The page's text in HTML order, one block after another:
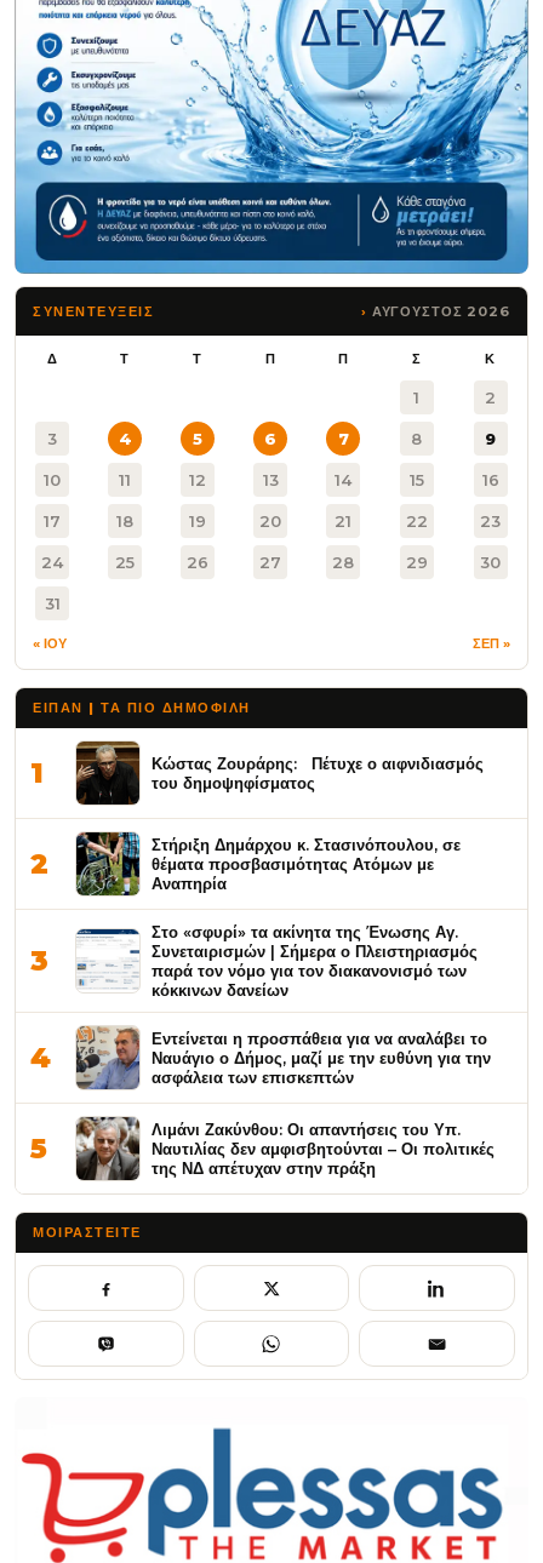
ΣΥΝΕΝΤΕΥΞΕΙΣ ΑΥΓΟΥΣΤΟΣ 2026
Δ Τ Τ Π Π Σ Κ
1 2
3 4 5 6 7 8 9
10 11 12 13 14 15 16
17 18 19 20 21 22 23
24 25 26 27 28 29 30
31
« ΙΟΥ ΣΕΠ »
ΕΙΠΑΝ | ΤΑ ΠΙΟ ΔΗΜΟΦΙΛΉ
1
Κώστας Ζουράρης: Πέτυχε ο αιφνιδιασμός
του δημοψηφίσματος
2
Στήριξη Δημάρχου κ. Στασινόπουλου, σε
θέματα προσβασιμότητας Ατόμων με
Αναπηρία
3
Στο «σφυρί» τα ακίνητα της Ένωσης Αγ.
Συνεταιρισμών | Σήμερα ο Πλειστηριασμός
παρά τον νόμο για τον διακανονισμό των
κόκκινων δανείων
4
Εντείνεται η προσπάθεια για να αναλάβει το
Ναυάγιο ο Δήμος, μαζί με την ευθύνη για την
ασφάλεια των επισκεπτών
5
Λιμάνι Ζακύνθου: Οι απαντήσεις του Υπ.
Ναυτιλίας δεν αμφισβητούνται – Οι πολιτικές
της ΝΔ απέτυχαν στην πράξη
ΜΟΙΡΑΣΤΕΊΤΕ